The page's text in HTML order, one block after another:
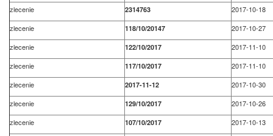
zlecenie
2314763
2017-10-18
zlecenie
118/10/20147
2017-10-27
zlecenie
122/10/2017
2017-11-10
zlecenie
117/10/2017
2017-11-10
zlecenie
2017-11-12
2017-10-30
zlecenie
129/10/2017
2017-10-26
zlecenie
107/10/2017 2017-10-13